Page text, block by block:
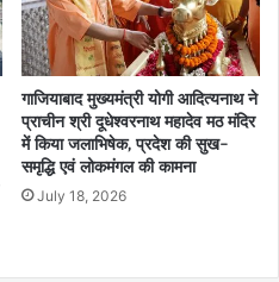
गाजियाबाद मुख्यमंत्री योगी आदित्यनाथ ने
प्राचीन श्री दूधेश्वरनाथ महादेव मठ मंदिर
में किया जलाभिषेक, प्रदेश की सुख-
समृद्धि एवं लोकमंगल की कामना
July 18, 2026